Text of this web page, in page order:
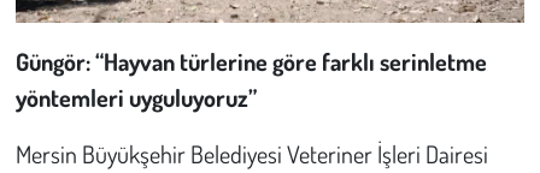
Güngör: “Hayvan türlerine göre farklı serinletme
yöntemleri uyguluyoruz”
Mersin Büyükşehir Belediyesi Veteriner İşleri Dairesi